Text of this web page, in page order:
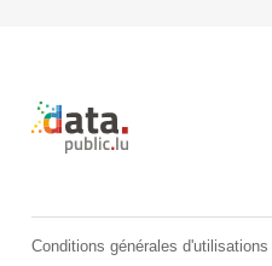
Retour à l'accueil de
Conditions générales d'utilisations